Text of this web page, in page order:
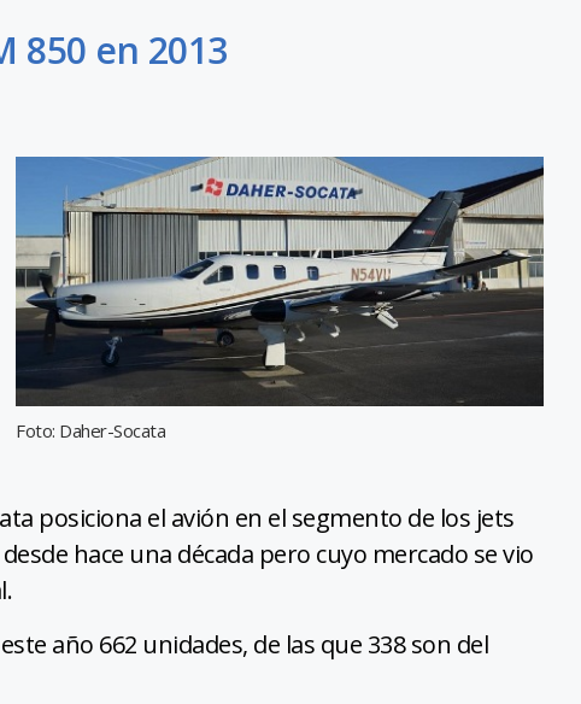
850 en 2013
Foto: Daher-Socata
posiciona el avión en el segmento de los jets
hace una década pero cuyo mercado se vio
año 662 unidades, de las que 338 son del